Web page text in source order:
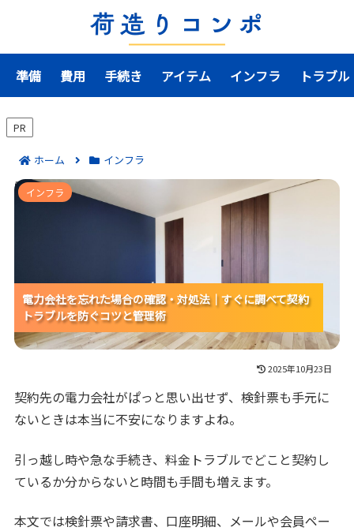
準備 費用 手続き アイテム インフラ トラブル
PR
ホーム インフラ
電力会社を忘れた場合の確認・対処法｜すぐに調べて契
約トラブルを防ぐコツと管理術
電力会社を忘れた場合の確認・対処法｜すぐに調べて契約
トラブルを防ぐコツと管理術
電力会社を忘れた場合の確認・対処法｜すぐに調べて契約
トラブルを防ぐコツと管理術
電力会社を忘れた場合の確認・対処法｜すぐに調べて契約
トラブルを防ぐコツと管理術
インフラ
2025年10月23日
契約先の電力会社がぱっと思い出せず、検針票も手元に
ないときは本当に不安になりますよね。
引っ越し時や急な手続き、料金トラブルでどこと契約し
ているか分からないと時間も手間も増えます。
本文では検針票や請求書、口座明細、メールや会員ペー